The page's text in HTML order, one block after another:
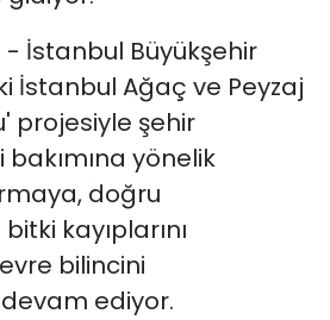
- İstanbul Büyükşehir
İstanbul Ağaç ve Peyzaj
projesiyle şehir
yönelik
doğru
kayıplarını
bilincini
ediyor.